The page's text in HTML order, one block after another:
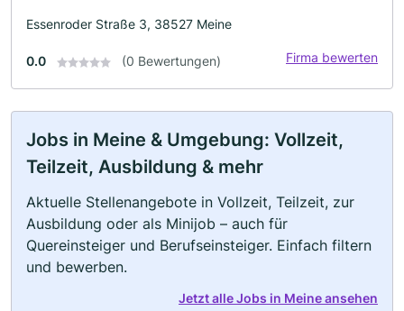
Essenroder Straße 3, 38527 Meine
0.0 (0 Bewertungen) Firma bewerten
Jobs in Meine & Umgebung: Vollzeit,
Teilzeit, Ausbildung & mehr
Aktuelle Stellenangebote in Vollzeit, Teilzeit, zur
Ausbildung oder als Minijob – auch für
Quereinsteiger und Berufseinsteiger. Einfach filtern
und bewerben.
Jetzt alle Jobs in Meine ansehen